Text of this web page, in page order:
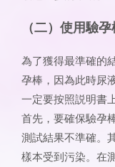
（二）使用驗
為了獲得最準確的
孕棒，因為此時尿
一定要按照説明書
首先，要確保驗孕
測試結果不準確。
樣本受到污染。在